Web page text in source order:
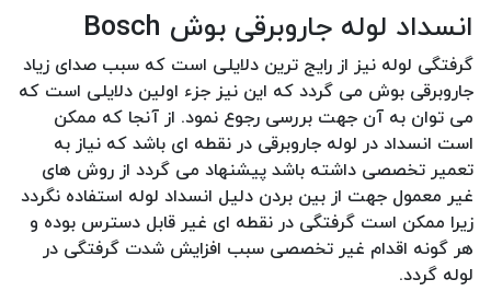
انسداد لوله جاروبرقی بوش Bosch
گرفتگی لوله نیز از رایج ترین دلایلی است که سبب صدای زیاد
جاروبرقی بوش می گردد که این نیز جزء اولین دلایلی است که
می توان به آن جهت بررسی رجوع نمود. از آنجا که ممکن
است انسداد در لوله جاروبرقی در نقطه ای باشد که نیاز به
تعمیر تخصصی داشته باشد پیشنهاد می گردد از روش های
غیر معمول جهت از بین بردن دلیل انسداد لوله استفاده نگردد
زیرا ممکن است گرفتگی در نقطه ای غیر قابل دسترس بوده و
هر گونه اقدام غیر تخصصی سبب افزایش شدت گرفتگی در
لوله گردد.